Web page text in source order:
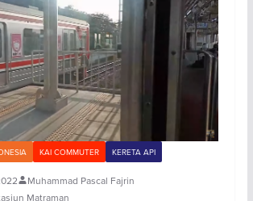
KAI COMMUTER KERETA API
Muhammad Pascal Fajrin
Matraman